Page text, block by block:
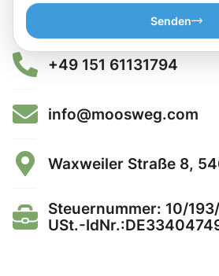
Senden
+49 151 61131794
info@moosweg.com
Waxweiler Straße 8,
Steuernummer: 10/
USt.-